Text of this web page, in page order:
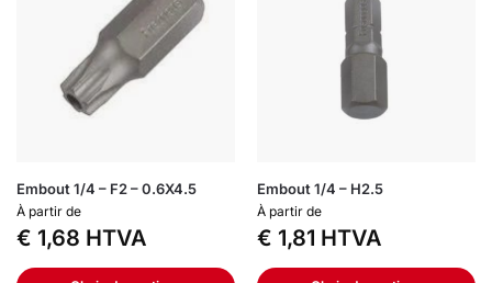
Embout 1/4 – F2 – 0.6X4.5
À partir de
€ 1,68 HTVA
Embout 1/4 – H2.5
À partir de
€ 1,81 HTVA